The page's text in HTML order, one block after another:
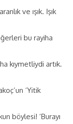
ve ışık. Işık
bu rayiha
kıymetliydi artık.
‘Yitik
böylesi! ‘Burayı